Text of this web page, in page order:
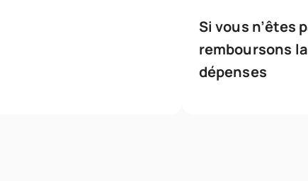
Si vous n’êtes
remboursons
dépenses